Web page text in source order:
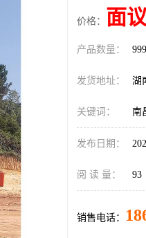
价格： 面议
产品数量：
发货地址： 湖
关键词： 南
发布日期：
阅 读 量： 93
销售电话：